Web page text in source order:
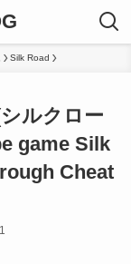
Silk Road
ルクロー
game Silk
Cheat